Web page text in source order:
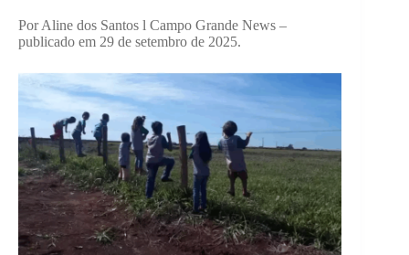
Por Aline dos Santos l Campo Grande News –
publicado em 29 de setembro de 2025.